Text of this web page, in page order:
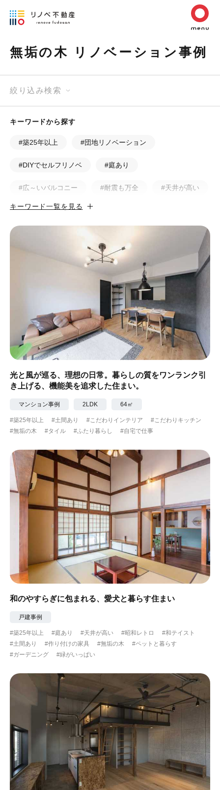
無垢の木 リノベーション事例
絞り込み検索
キーワードから探す
#築25年以上 #団地リノベーション
#DIYでセルフリノベ #庭あり
#広～いバルコニー #耐震も万全 #天井が高い
#カフェ風 #昭和レトロ
#ハンモック
#ガラスブロック #土間あり
#こだわりキッチン
#自転車収納 #作り付けの家具 #あえて古材
#黒板 #無垢の木 #タイル #壁一面本棚
#ふたり暮らし #子育てに優しい
#眺望最高 #水辺の住まい #緑がいっぱい
#300万円以下
キーワード一覧を見る
光と風が巡る、理想の日常。暮らしの質をワンランク引
き上げる、機能美を追求した住まい。
マンション事例 2LDK 64㎡
#築25年以上 #土間あり #こだわりインテリア
#こだわりキッチン
#無垢の木
#タイル #ふたり暮らし #自宅で仕事
和のやすらぎに包まれる、愛犬と暮らす住まい
戸建事例
#築25年以上 #庭あり #天井が高い #昭和レトロ
#和テイスト
#土間あり
#作り付けの家具 #無垢の木
#ペットと暮らす
#ガーデニング
#緑がいっぱい